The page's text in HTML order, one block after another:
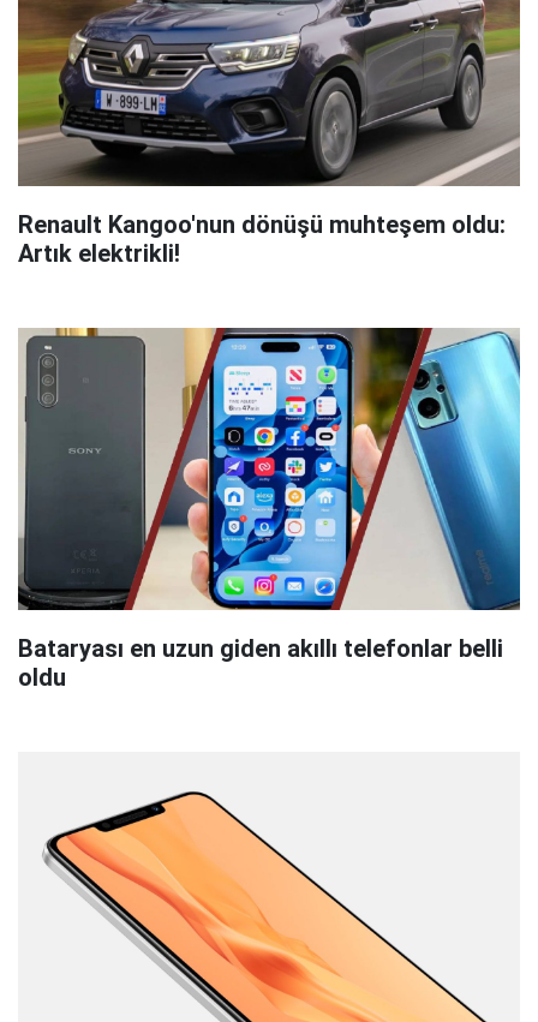
Renault Kangoo'nun dönüşü muhteşem oldu:
Artık elektrikli!
Bataryası en uzun giden akıllı telefonlar belli
oldu